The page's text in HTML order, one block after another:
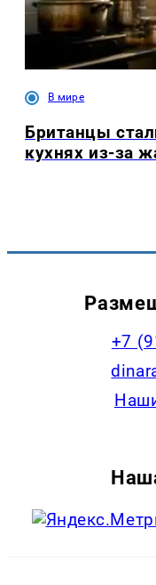
В мире
Британцы
кухнях из-за
+7